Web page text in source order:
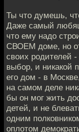
Ты что думешь,
Даже самый
что ему надо
СВОЕМ доме, но
своих родителей -
выбор, и никакой
его дом - в
на самом деле
бы он мог жить
детей, и не
одним
оплотом